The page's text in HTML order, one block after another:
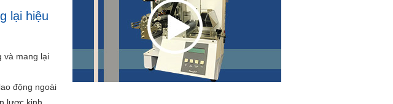
lại hiệu
và mang lại
động ngoài